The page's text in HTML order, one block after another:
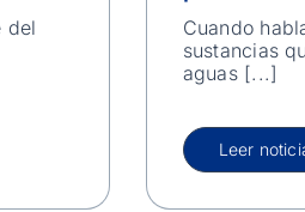
del
Cuando
sustancias
aguas [...]
Leer